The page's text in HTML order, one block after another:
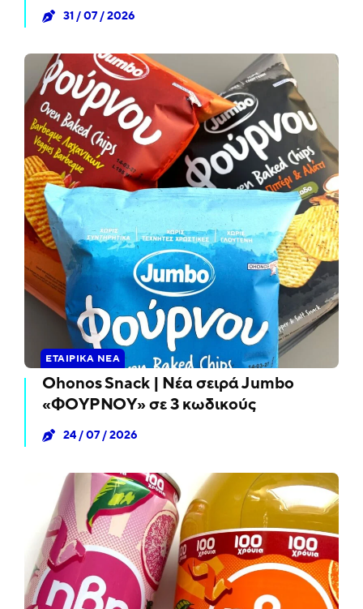
31 / 07 / 2026
ΕΤΑΙΡΙΚΆ ΝΈΑ
Ohonos Snack | Νέα σειρά Jumbo
«ΦΟΥΡΝΟΥ» σε 3 κωδικούς
24 / 07 / 2026